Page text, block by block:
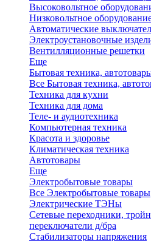
Высоковольтное
Низковольтное
Автоматические
Электроустановочные
Вентилляционные решетки
Еще
Бытовая техника,
Все Бытовая техника,
Техника для кухни
Техника для дома
Теле- и аудиотехника
Компьютерная техника
Красота и здоровье
Климатическая техника
Автотовары
Еще
Электробытовые товары
Все Электробытовые товары
Электрические ТЭНы
Сетевые переходники,
переключатели д/бра
Стабилизаторы напряжения